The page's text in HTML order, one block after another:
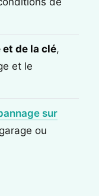
de la clé,
et le
sur
ou